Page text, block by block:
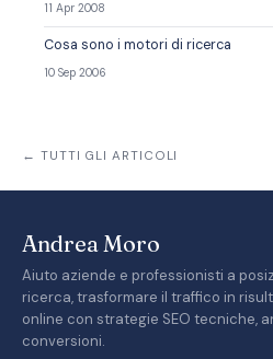
11 Apr 2008
Cosa sono i motori di ricerca
10 Sep 2006
← TUTTI GLI ARTICOLI
Andrea Moro
Aiuto aziende e professionisti a
ricerca, trasformare il traffico in
online con strategie SEO tecniche,
conversioni.